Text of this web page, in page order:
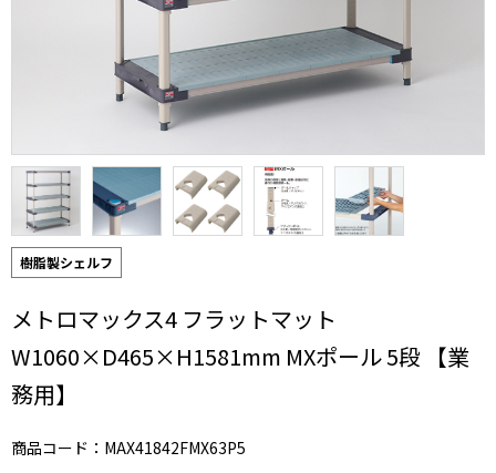
樹脂製シェルフ
メトロマックス4 フラットマット
W1060×D465×H1581mm MXポール 5段 【業
務用】
商品コード：MAX41842FMX63P5